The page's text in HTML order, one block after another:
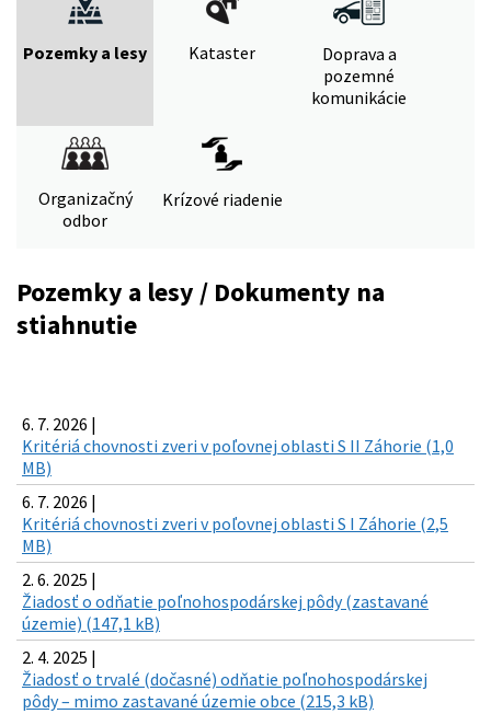
Pozemky a lesy Kataster
Doprava a
pozemné
komunikácie
Organizačný
odbor
Krízové riadenie
Pozemky a lesy / Dokumenty na
stiahnutie
6. 7. 2026 |
Kritériá chovnosti zveri v poľovnej oblasti S II Záhorie (1,0
MB)
6. 7. 2026 |
Kritériá chovnosti zveri v poľovnej oblasti S I Záhorie (2,5
MB)
2. 6. 2025 |
Žiadosť o odňatie poľnohospodárskej pôdy (zastavané
územie) (147,1 kB)
2. 4. 2025 |
Žiadosť o trvalé (dočasné) odňatie poľnohospodárskej
pôdy – mimo zastavané územie obce (215,3 kB)